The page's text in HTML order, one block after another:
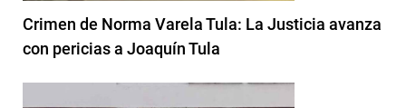
Crimen de Norma Varela Tula: La Justicia avanza
con pericias a Joaquín Tula